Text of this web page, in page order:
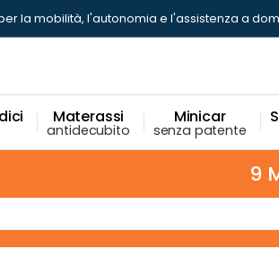
la mobilità, l'autonomia e l'assistenza a
Materassi
antidecubito
Minicar
senza patente
9